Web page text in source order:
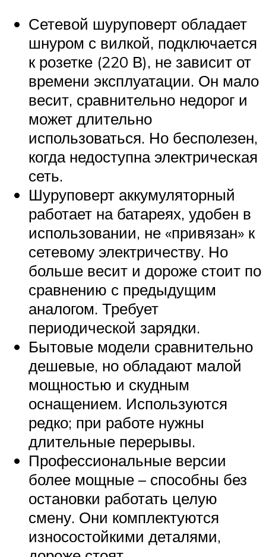
Сетевой шуруповерт обладает
шнуром с вилкой, подключается
к розетке (220 В), не зависит от
времени эксплуатации. Он мало
весит, сравнительно недорог и
может длительно
использоваться. Но бесполезен,
когда недоступна электрическая
сеть.
Шуруповерт аккумуляторный
работает на батареях, удобен в
использовании, не «привязан» к
сетевому электричеству. Но
больше весит и дороже стоит по
сравнению с предыдущим
аналогом. Требует
периодической зарядки.
Бытовые модели сравнительно
дешевые, но обладают малой
мощностью и скудным
оснащением. Используются
редко; при работе нужны
длительные перерывы.
Профессиональные версии
более мощные – способны без
остановки работать целую
смену. Они комплектуются
износостойкими деталями,